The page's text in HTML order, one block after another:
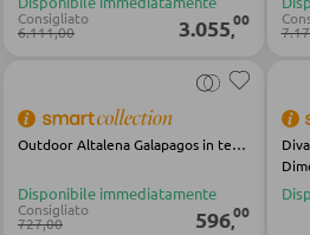
SPECCHI
Specchi da parete
Specchi boudoir e da
Consigliato
6.111,00 3.055,00
Outdoor Altalena Galapagos in tessuto beige alluminio
Disponibile immediatamente
Consigliato
727,00 596,00